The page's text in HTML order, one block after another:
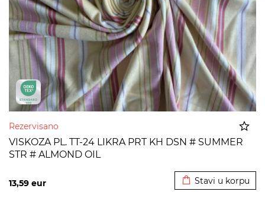
Rezervisano
VISKOZA PL. TT-24 LIKRA PRT KH DSN # SUMMER
STR # ALMOND OIL
13,59 eur Stavi u korpu